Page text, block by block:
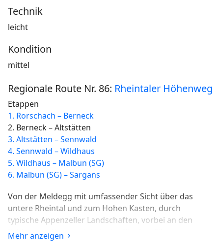
Technik
leicht
Kondition
mittel
Regionale Route Nr. 86: Rheintaler Höhenweg
Etappen
1. Rorschach – Berneck
2. Berneck – Altstätten
3. Altstätten – Sennwald
4. Sennwald – Wildhaus
5. Wildhaus – Malbun (SG)
6. Malbun (SG) – Sargans
Von der Meldegg mit umfassender Sicht über das
untere Rheintal und zum Hohen Kasten, durch
typische Appenzeller Landschaften, vorbei an den
Schlössern Grünenstein in der Riesling-Silvaner-
Weinregion und Weinstein - mit kulinarischen «Gilde»-
Mehr anzeigen